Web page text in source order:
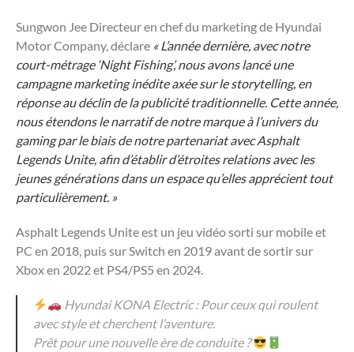
Sungwon Jee Directeur en chef du marketing de Hyundai
Motor Company, déclare « L’année dernière, avec notre
court-métrage ‘Night Fishing’, nous avons lancé une
campagne marketing inédite axée sur le storytelling, en
réponse au déclin de la publicité traditionnelle. Cette année,
nous étendons le narratif de notre marque à l’univers du
gaming par le biais de notre partenariat avec Asphalt
Legends Unite, afin d’établir d’étroites relations avec les
jeunes générations dans un espace qu’elles apprécient tout
particulièrement. »
Asphalt Legends Unite est un jeu vidéo sorti sur mobile et
PC en 2018, puis sur Switch en 2019 avant de sortir sur
Xbox en 2022 et PS4/PS5 en 2024.
Hyundai KONA Electric : Pour ceux qui roulent
avec style et cherchent l’aventure.
Prêt pour une nouvelle ère de conduite ?